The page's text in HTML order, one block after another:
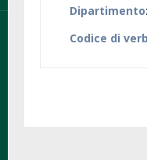
Dipartimento
Codice di